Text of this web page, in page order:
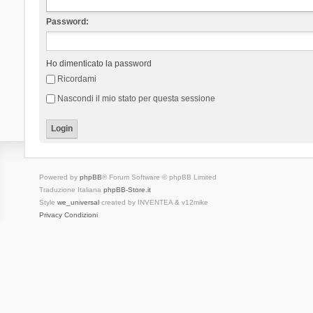
Password:
Ho dimenticato la password
Ricordami
Nascondi il mio stato per questa sessione
Powered by phpBB® Forum Software © phpBB Limited
Traduzione Italiana phpBB-Store.it
Style we_universalcreated by INVENTEA & v12mike
Privacy Condizioni